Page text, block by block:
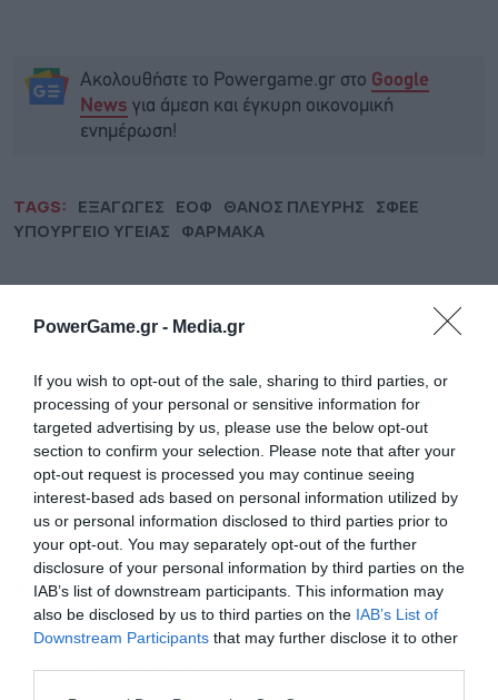
PowerGame.gr - Media.gr
If you wish to opt-out of the sale, sharing to third parties, or
processing of your personal or sensitive information for
targeted advertising by us, please use the below opt-out
section to confirm your selection. Please note that after your
opt-out request is processed you may continue seeing
interest-based ads based on personal information utilized by
us or personal information disclosed to third parties prior to
your opt-out. You may separately opt-out of the further
disclosure of your personal information by third parties on the
IAB’s list of downstream participants. This information may
also be disclosed by us to third parties on the IAB’s List of
Downstream Participants that may further disclose it to other
Ακολουθήστε το Powergame.gr στο Google
News για άμεση και έγκυρη οικονομική
ενημέρωση!
TAGS: ΕΞΑΓΩΓΕΣ ΕΟΦ ΘΑΝΟΣ ΠΛΕΥΡΗΣ ΣΦΕΕ
ΥΠΟΥΡΓΕΙΟ ΥΓΕΙΑΣ ΦΑΡΜΑΚΑ
ΡΟΗ ΕΙΔΗΣΕΩΝ ΔΗΜΟΦΙΛΗ
09:31 Swiss Re: Άνοδος 9% στα κέρδη το α’ εξάμηνο στα
2,83 δισ. δολάρια